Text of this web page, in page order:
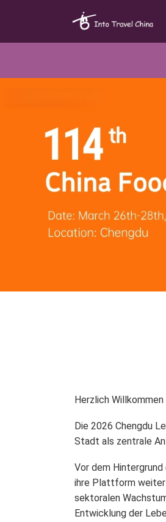
Herzlich
Die 2026 Chengdu
Stadt als zentrale
Vor dem
ihre Plattform weiter
sektoralen
Entwicklung der